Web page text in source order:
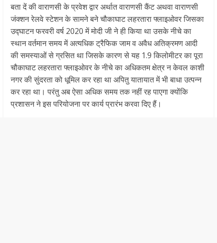
बता दें की वाराणसी के प्रवेश द्वार अर्थात वाराणसी कैंट अथवा वाराणसी
जंक्शन रेलवे स्टेशन के सामने बने चौकाघाट लहरतारा फ्लाइओवर जिसका
उद्घाटन फरवरी वर्ष 2020 में मोदी जी ने ही किया था उसके नीचे का
स्थान वर्तमान समय में अत्यधिक ट्रैफिक जाम व अवैध अतिक्रमण आदी
की समस्याओं से ग्रसित था जिसके कारण से यह 1.9 किलोमीटर का पूरा
चौकाघाट लहरतारा फ्लाइओवर के नीचे का अधिकतम क्षेत्र न केवल काशी
नगर की सुंदरता को धूमिल कर रहा था अपितु यातायात में भी बाधा उत्पन्न
कर रहा था। परंतु अब ऐसा अधिक समय तक नहीं रह पाएगा क्योंकि
प्रशासन ने इस परियोजना पर कार्य प्रारंभ करवा दिए हैं।